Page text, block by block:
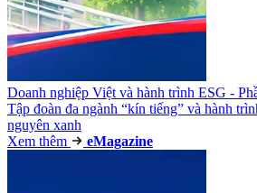
Doanh nghiệp Việt và hành trình ESG -
Tập đoàn đa ngành “kín tiếng” và hành
nguyên xanh
Xem thêm
eMagazine